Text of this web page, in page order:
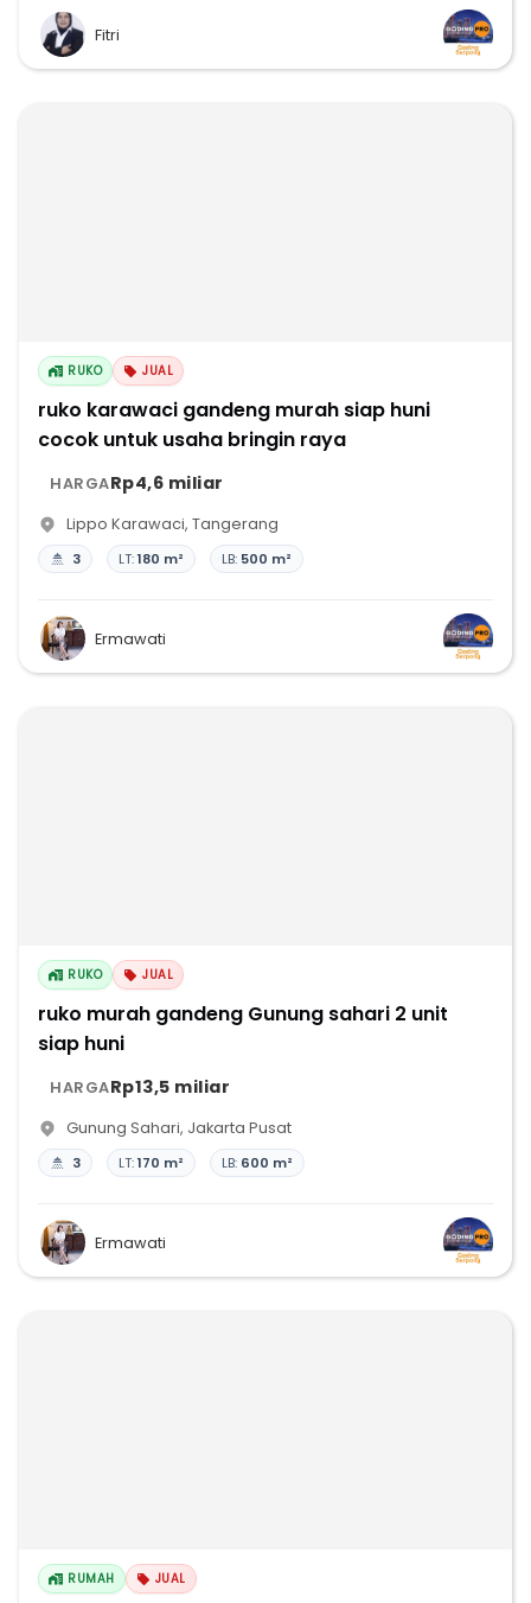
Fitri
RUKO JUAL
ruko karawaci gandeng murah siap huni
cocok untuk usaha bringin raya
HARGARp4,6 miliar
Lippo Karawaci, Tangerang
3 LT:180 m² LB: 500 m²
Ermawati
RUKO JUAL
ruko murah gandeng Gunung sahari 2 unit
siap huni
HARGARp13,5 miliar
Gunung Sahari, Jakarta Pusat
3 LT:170 m² LB: 600 m²
Ermawati
RUMAH JUAL